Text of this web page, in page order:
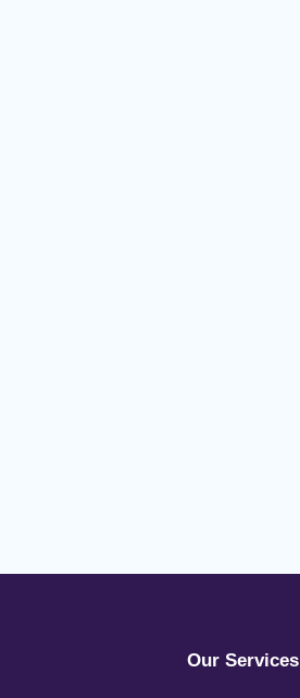
Our Services